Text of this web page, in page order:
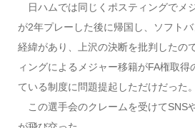
日ハムでは同じくポスティングでメ
が2年プレーした後に帰国し、ソフト
経緯があり、上沢の決断を批判したの
ィングによるメジャー移籍がFA権取得
ている制度に問題提起しただけだった。
この選手会のクレームを受けてSNS